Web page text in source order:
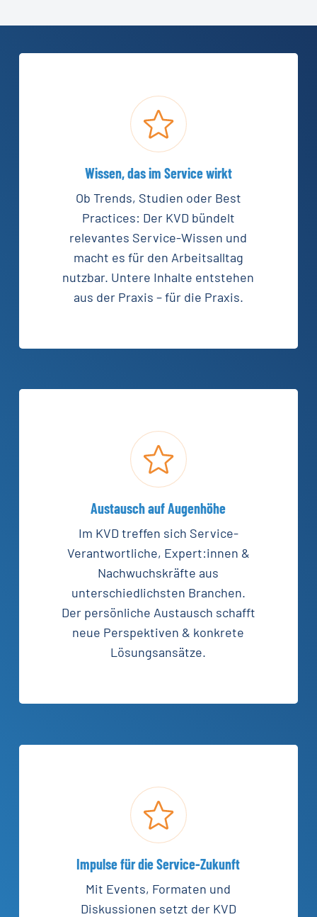
Wissen, das im Service wirkt
Ob Trends, Studien oder Best
Practices: Der KVD bündelt
relevantes Service-Wissen und
macht es für den Arbeitsalltag
nutzbar. Untere Inhalte entstehen
aus der Praxis – für die Praxis.
Austausch auf Augenhöhe
Im KVD treffen sich Service-
Verantwortliche, Expert:innen &
Nachwuchskräfte aus
unterschiedlichsten Branchen.
Der persönliche Austausch schafft
neue Perspektiven & konkrete
Lösungsansätze.
Impulse für die Service-Zukunft
Mit Events, Formaten und
Diskussionen setzt der KVD